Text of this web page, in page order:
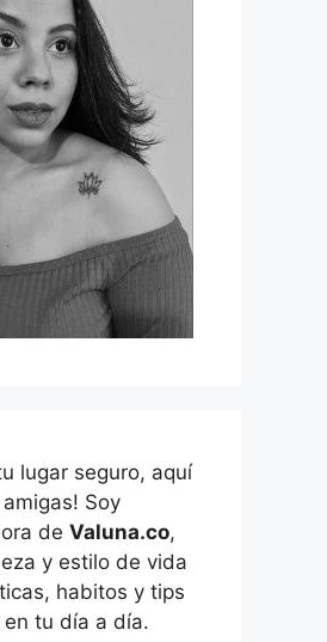
lugar seguro, aquí
Soy
de Valuna.co,
y estilo de vida
habitos y tips
tu día a día.